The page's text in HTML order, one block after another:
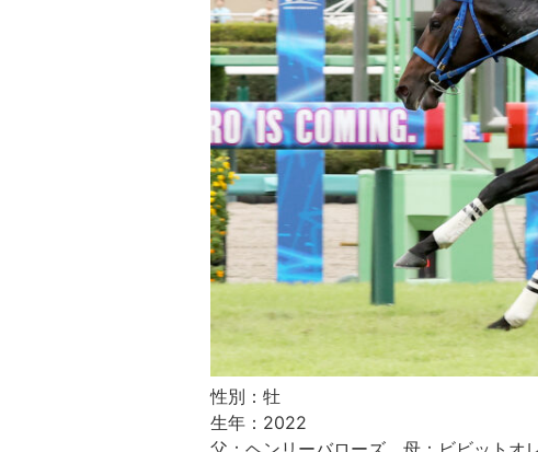
性別：牡
生年：2022